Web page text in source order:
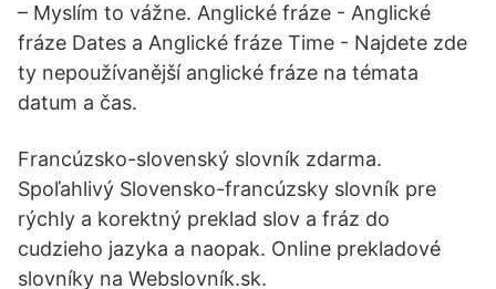
– Myslím to vážne. Anglické fráze - Anglické
fráze Dates a Anglické fráze Time - Najdete zde
ty nepoužívanější anglické fráze na témata
datum a čas.
Francúzsko-slovenský slovník zdarma.
Spoľahlivý Slovensko-francúzsky slovník pre
rýchly a korektný preklad slov a fráz do
cudzieho jazyka a naopak. Online prekladové
slovníky na Webslovník.sk.